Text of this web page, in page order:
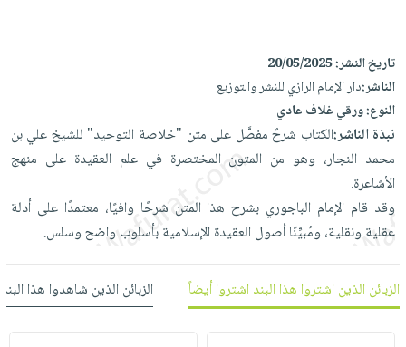
تحميل
iKitab
على
Apple
العناية
وتصفيف
الشعر
العناية
بالجسم
العناية
بالأسنان
الحمية
والتغذية
الكل
أواني
الطهي
أدوات
الخبز
أدوات
المائدة
والتخزين
أدوات
المطبخ
متجر
الهدايا
أقسام
الأكثر
مبيعاً
العودة
للمدارس
اكسسوارات
شحن
مجاني
مختارة
اشتراكات
بحث
تاريخ النشر:20/05/2025
الناشر:دار الإمام الرازي للنشر والتوزيع
النوع:ورقي غلاف عادي
نبذة الناشر:الكتاب شرحٌ مفصَّل على متن "خلاصة التوحيد" للشيخ علي بن
محمد النجار، وهو من المتون المختصرة في علم العقيدة على منهج
الأشاعرة.
وقد قام الإمام الباجوري بشرح هذا المتن شرحًا وافيًا، معتمدًا على أدلة
عقلية ونقلية، ومُبيِّنًا أصول العقيدة الإسلامية بأسلوب واضح وسلس.
الزبائن الذين اشتروا هذا البند اشتروا أيضاً الزبائن الذين شاهدوا هذا